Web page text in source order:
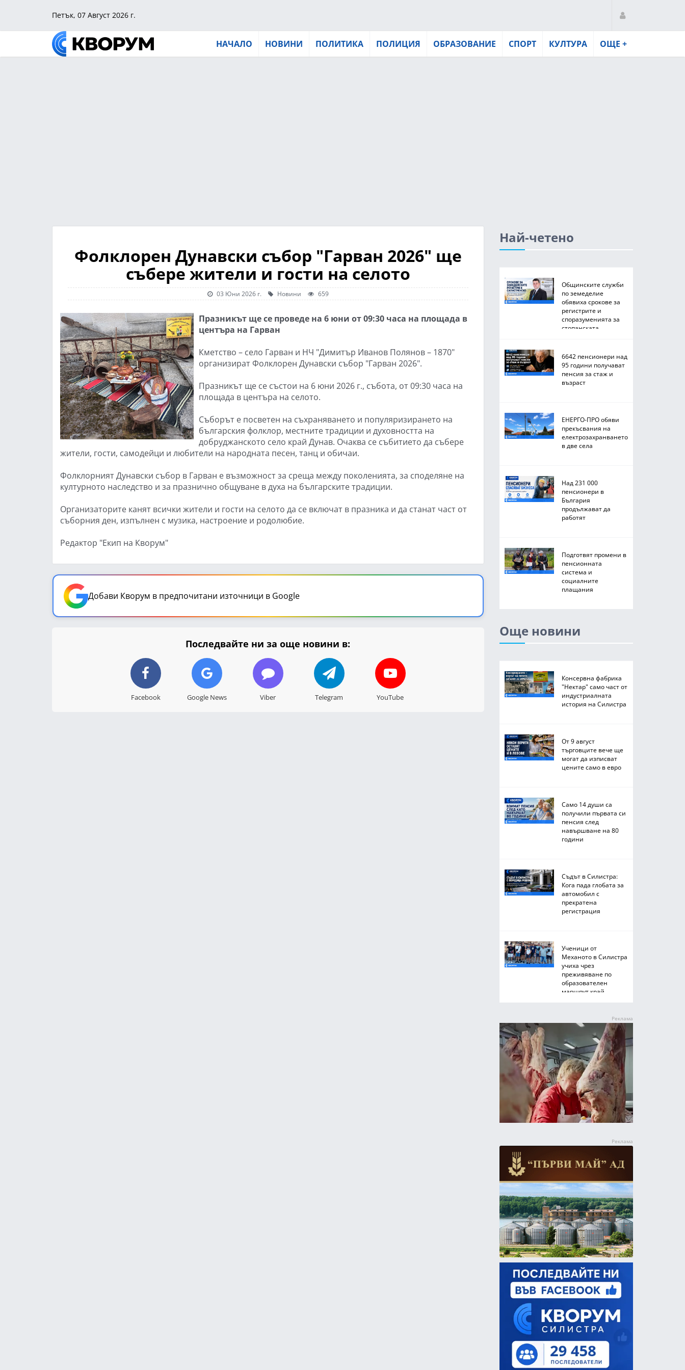
Петък, 07 Август 2026 г.
НАЧАЛО НОВИНИ ПОЛИТИКА ПОЛИЦИЯ ОБРАЗОВАНИЕ СПОРТ КУЛТУРА ОЩЕ +
Фолклорен Дунавски събор "Гарван 2026" ще
събере жители и гости на селото
03 Юни 2026 г. Новини 659
Празникът ще се проведе на 6 юни от 09:30 часа на площада в
центъра на Гарван
Кметство – село Гарван и НЧ "Димитър Иванов Полянов – 1870"
организират Фолклорен Дунавски събор "Гарван 2026".
Празникът ще се състои на 6 юни 2026 г., събота, от 09:30 часа на
площада в центъра на селото.
Съборът е посветен на съхраняването и популяризирането на
българския фолклор, местните традиции и духовността на
добруджанското село край Дунав. Очаква се събитието да събере
жители, гости, самодейци и любители на народната песен, танц и обичаи.
Фолклорният Дунавски събор в Гарван е възможност за среща между поколенията, за споделяне на
културното наследство и за празнично общуване в духа на българските традиции.
Организаторите канят всички жители и гости на селото да се включат в празника и да станат част от
съборния ден, изпълнен с музика, настроение и родолюбие.
Редактор "Екип на Кворум"
Добави Кворум в предпочитани източници в Google
Последвайте ни за още новини в:
Facebook Google News Viber Telegram YouTube
Най-четено
Общинските служби
по земеделие
обявиха срокове за
регистрите и
споразуменията за
стопанската
6642 пенсионери над
95 години получават
пенсия за стаж и
възраст
ЕНЕРГО-ПРО обяви
прекъсвания на
електрозахранването
в две села
Над 231 000
пенсионери в
България
продължават да
работят
Подготвят промени в
пенсионната
система и
социалните
плащания
Още новини
Консервна фабрика
"Нектар" само част от
индустриалната
история на Силистра
От 9 август
търговците вече ще
могат да изписват
цените само в евро
Само 14 души са
получили първата си
пенсия след
навършване на 80
години
Съдът в Силистра:
Кога пада глобата за
автомобил с
прекратена
регистрация
Ученици от
Механото в Силистра
учиха чрез
преживяване по
образователен
маршрут край